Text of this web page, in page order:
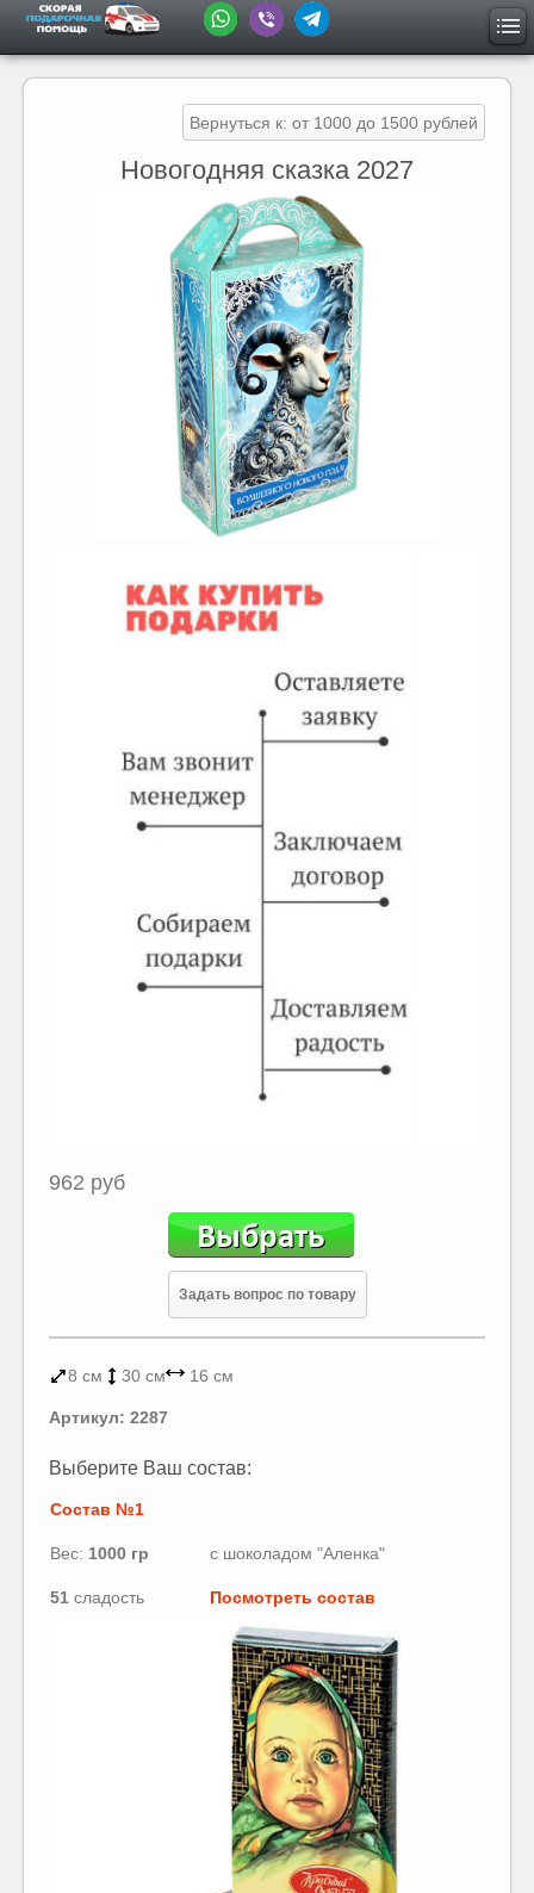
Вернуться к: от 1000 до 1500 рублей
Новогодняя сказка 2027
962 руб
Задать вопрос по товару
8 см 30 см 16 см
Артикул: 2287
Выберите Ваш состав:
Состав №1
Вес: 1000 гр с шоколадом "Аленка"
51 сладость Посмотреть состав